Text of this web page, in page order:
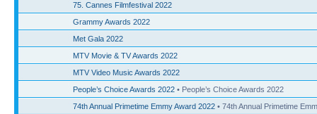
75. Cannes Filmfestival 2022
Grammy Awards 2022
Met Gala 2022
MTV Movie & TV Awards 2022
MTV Video Music Awards 2022
People’s Choice Awards 2022 • People’s Choice Awards 2022
74th Annual Primetime Emmy Award 2022 • 74th Annual Primetime